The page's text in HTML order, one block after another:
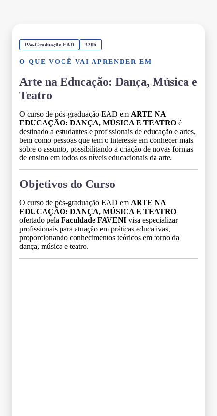
Pós-Graduação EAD 320h
O QUE VOCÊ VAI APRENDER EM
Arte na Educação: Dança, Música e
Teatro
O curso de pós-graduação EAD em ARTE NA
EDUCAÇÃO: DANÇA, MÚSICA E TEATRO é
destinado a estudantes e profissionais de educação e artes,
bem como pessoas que tem o interesse em conhecer mais
sobre o assunto, possibilitando a criação de novas formas
de ensino em todos os níveis educacionais da arte.
Objetivos do Curso
O curso de pós-graduação EAD em ARTE NA
EDUCAÇÃO: DANÇA, MÚSICA E TEATRO
ofertado pela Faculdade FAVENI visa especializar
profissionais para atuação em práticas educativas,
proporcionando conhecimentos teóricos em torno da
dança, música e teatro.